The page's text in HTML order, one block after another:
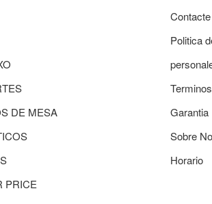
DE MESA
PRICE
Politica
Garantia
Sobre
Horario